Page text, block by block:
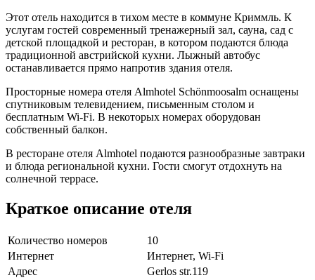
Этот отель находится в тихом месте в коммуне Криммль. К
услугам гостей современный тренажерный зал, сауна, сад с
детской площадкой и ресторан, в котором подаются блюда
традиционной австрийской кухни. Лыжный автобус
останавливается прямо напротив здания отеля.
Просторные номера отеля Almhotel Schönmoosalm оснащены
спутниковым телевидением, письменным столом и
бесплатным Wi-Fi. В некоторых номерах оборудован
собственный балкон.
В ресторане отеля Almhotel подаются разнообразные завтраки
и блюда региональной кухни. Гости смогут отдохнуть на
солнечной террасе.
Краткое описание отеля
Количество номеров
10
Интернет
Интернет, Wi-Fi
Адрес
Gerlos str.119